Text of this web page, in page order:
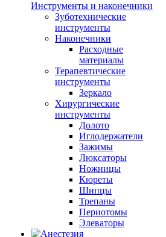
Инструменты и наконечники
Зуботехнические
инструменты
Наконечники
Расходные
материалы
Терапевтические
инструменты
Зеркало
Хирургические
инструменты
Долото
Иглодержатели
Зажимы
Люксаторы
Ножницы
Кюреты
Шипцы
Трепаны
Периотомы
Элеваторы